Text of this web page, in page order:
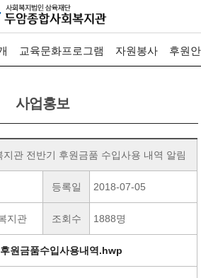
교육문화프로그램 자원봉사 후원
사업홍보
관 전반기 후원금품 수입사용 내역 알림
등록일 2018-07-05
지관 조회수 1888명
원금품수입사용내역.hwp